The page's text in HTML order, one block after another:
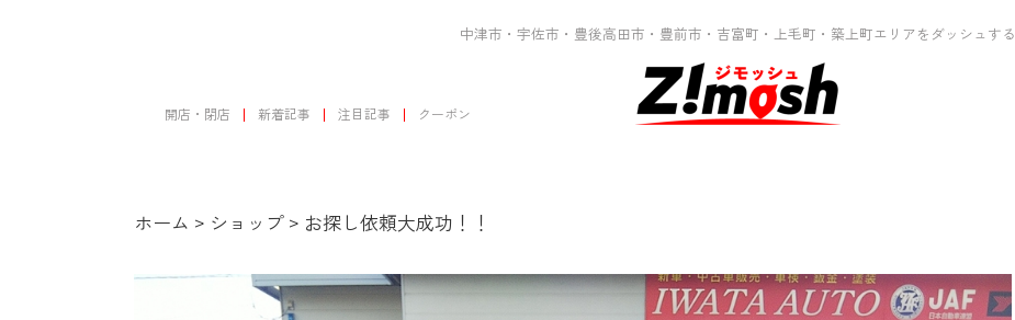
中津市・宇佐市・豊後高田市・豊前市・吉富町・上毛町・築上町エリアをダッシュする
開店・閉店 新着記事 注目記事 クーポン
ホーム > ショップ > お探し依頼大成功！！